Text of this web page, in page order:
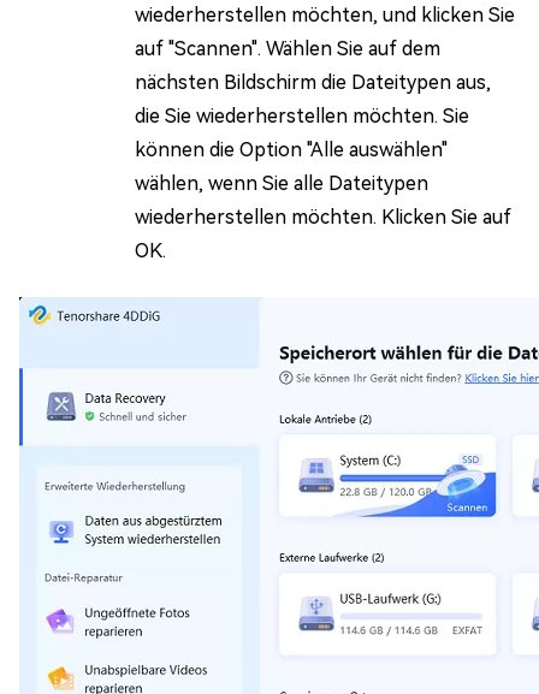
wiederherstellen möchten, und klicken Sie
auf "Scannen". Wählen Sie auf dem
nächsten Bildschirm die Dateitypen aus,
die Sie wiederherstellen möchten. Sie
können die Option "Alle auswählen"
wählen, wenn Sie alle Dateitypen
wiederherstellen möchten. Klicken Sie auf
OK.